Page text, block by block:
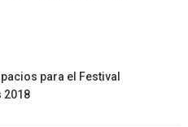
para el Festival
2018